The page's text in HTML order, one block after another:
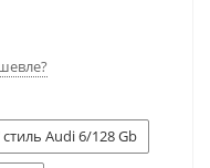
стиль Audi 6/128 Gb